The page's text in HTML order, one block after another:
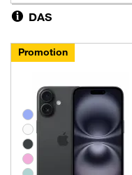
DAS
Promotion
Groupe de couleurs